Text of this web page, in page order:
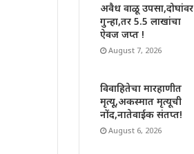
अवैध वाळू उपसा,दोघांवर
गुन्हा,तर 5.5 लाखांचा
ऐवज जप्त !
August 7, 2026
विवाहितेचा मारहाणीत
मृत्यू,अकस्मात मृत्यूची
नोंद,नातेवाईक संतप्त!
August 6, 2026